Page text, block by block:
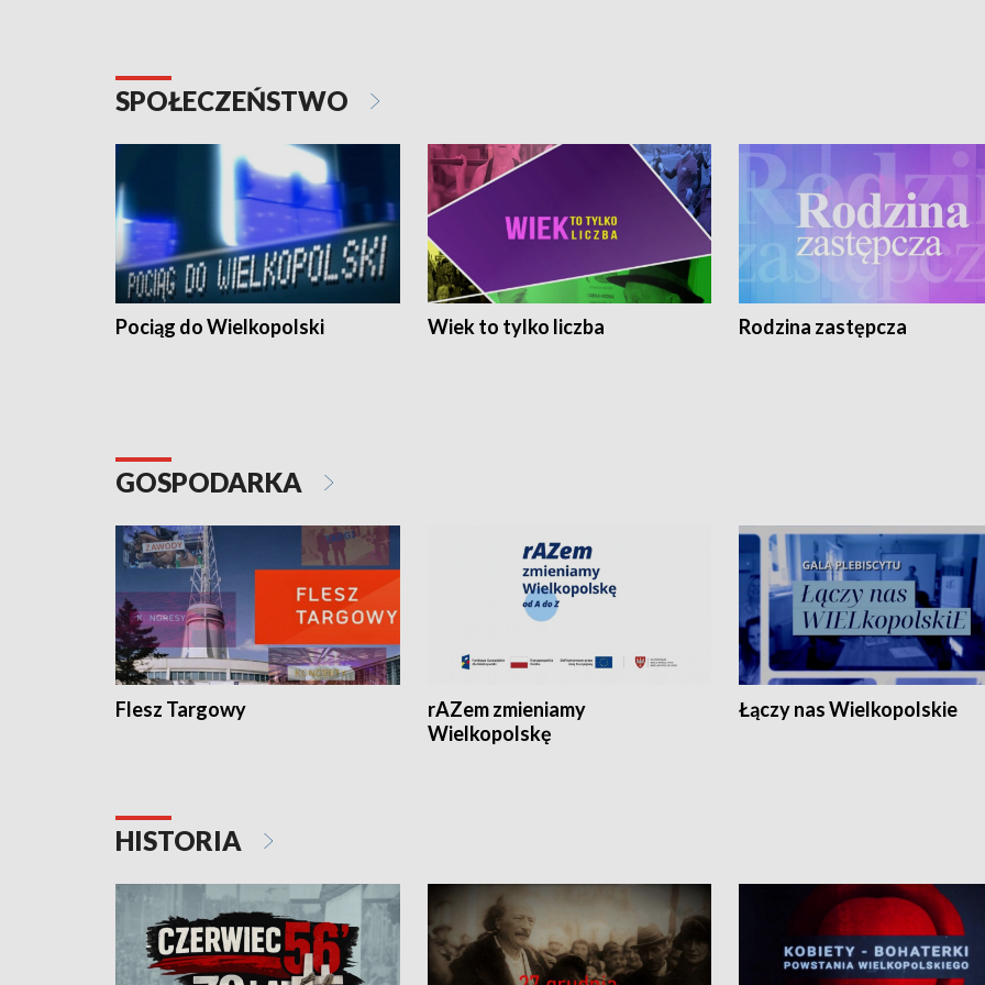
SPOŁECZEŃSTWO
Pociąg do Wielkopolski Wiek to tylko liczba Rodzina zastępcza
GOSPODARKA
Flesz Targowy
rAZem zmieniamy
Wielkopolskę
Łączy nas Wielkopolskie
HISTORIA